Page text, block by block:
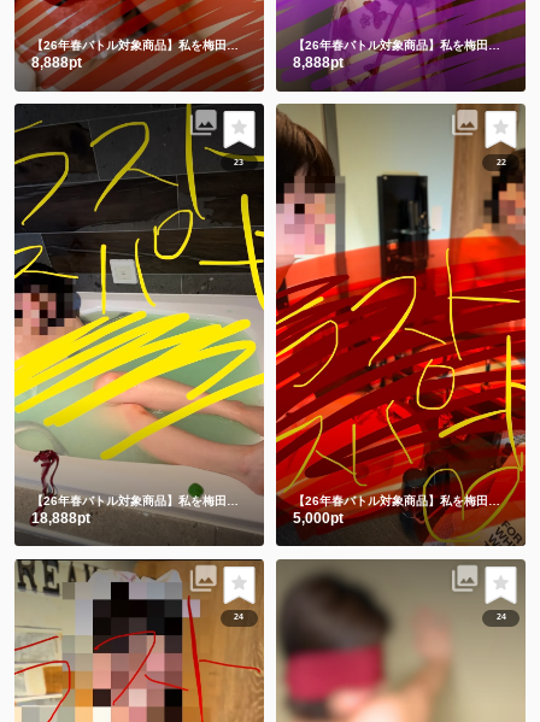
【26年春バトル対象商品】私を梅田に連れてって💕 何も隠れてない😂メイドだよー❤️
8,888pt
【26年春バトル対象商品】私を梅田に連れてって💗
8,888pt
23
チャイナドレス入浴🛀からの生脱ぎ🫣㊙️
18,888pt
22
5,000pt
24 24